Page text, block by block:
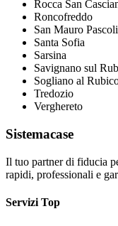
Rocca San
Roncofreddo
San Mauro Pascoli
Santa Sofia
Sarsina
Savignano sul
Sogliano al
Tredozio
Verghereto
Sistemacase
Il tuo partner di fiducia
rapidi, professionali e
Servizi Top